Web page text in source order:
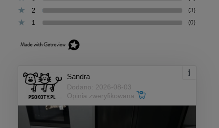
2 (3)
1 (0)
Sandra
Dodano: 2026-08-03
Opinia zweryfikowana